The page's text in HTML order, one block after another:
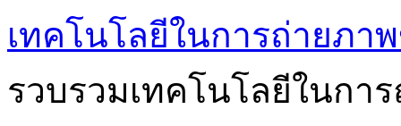
เทคโนโลยีในการถ่ายภา
รวบรวมเทคโนโลยีในกา